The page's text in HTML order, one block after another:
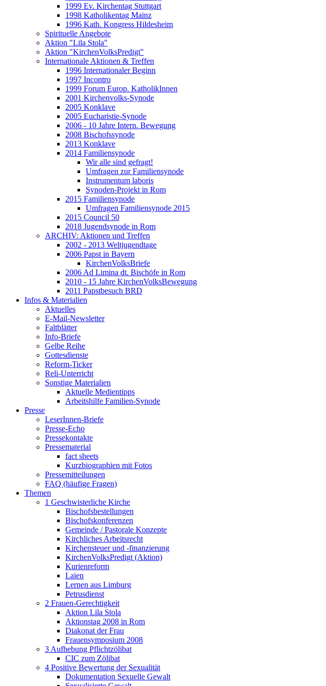
1999 Ev. Kirchentag Stuttgart
1998 Katholikentag Mainz
1996 Kath. Kongress Hildesheim
Spirituelle Angebote
Aktion "Lila Stola"
Aktion "KirchenVolksPredigt"
Internationale Aktionen & Treffen
1996 Internationaler Beginn
1997 Incontro
1999 Forum Europ. KatholikInnen
2001 Kirchenvolks-Synode
2005 Konklave
2005 Eucharistie-Synode
2006 - 10 Jahre Intern. Bewegung
2008 Bischofssynode
2013 Konklave
2014 Familiensynode
Wir alle sind gefragt!
Umfragen zur Familiensynode
Instrumentum laboris
Synoden-Projekt in Rom
2015 Familiensynode
Umfragen Familiensynode 2015
2015 Council 50
2018 Jugendsynode in Rom
ARCHIV: Aktionen und Treffen
2002 - 2013 Weltjugendtage
2006 Papst in Bayern
KirchenVolksBriefe
2006 Ad Limina dt. Bischöfe in Rom
2010 - 15 Jahre KirchenVolksBewegung
2011 Papstbesuch BRD
Infos & Materialien
Aktuelles
E-Mail-Newsletter
Faltblätter
Info-Briefe
Gelbe Reihe
Gottesdienste
Reform-Ticker
Reli-Unterricht
Sonstige Materialien
Aktuelle Medientipps
Arbeitshilfe Familien-Synode
Presse
LeserInnen-Briefe
Presse-Echo
Pressekontakte
Pressematerial
fact sheets
Kurzbiographien mit Fotos
Pressemitteilungen
FAQ (häufige Fragen)
Themen
1 Geschwisterliche Kirche
Bischofsbestellungen
Bischofskonferenzen
Gemeinde / Pastorale Konzepte
Kirchliches Arbeitsrecht
Kirchensteuer und -finanzierung
KirchenVolksPredigt (Aktion)
Kurienreform
Laien
Lernen aus Limburg
Petrusdienst
2 Frauen-Gerechtigkeit
Aktion Lila Stola
Aktionstag 2008 in Rom
Diakonat der Frau
Frauensymposium 2008
3 Aufhebung Pflichtzölibat
CIC zum Zölibat
4 Positive Bewertung der Sexualität
Dokumentation Sexuelle Gewalt